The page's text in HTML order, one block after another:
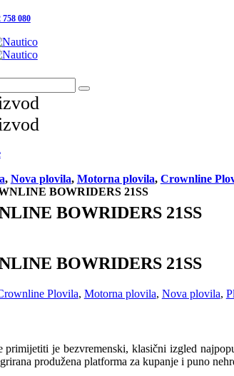
758 080
, Nova plovila, Motorna plovila, Crownline
BOWRIDERS 21SS
BOWRIDERS 21SS
BOWRIDERS 21SS
Plovila, Motorna plovila, Nova plovila,
primijetiti je bezvremenski, klasični izgled
produžena platforma za kupanje i puno